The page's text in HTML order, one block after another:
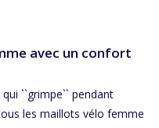
avec un confort
``grimpe`` pendant
les maillots vélo femme